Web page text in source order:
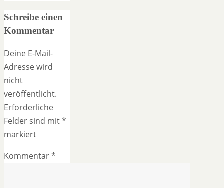
Schreibe einen
Kommentar
Deine E-Mail-
Adresse wird
nicht
veröffentlicht.
Erforderliche
Felder sind mit*
markiert
Kommentar*